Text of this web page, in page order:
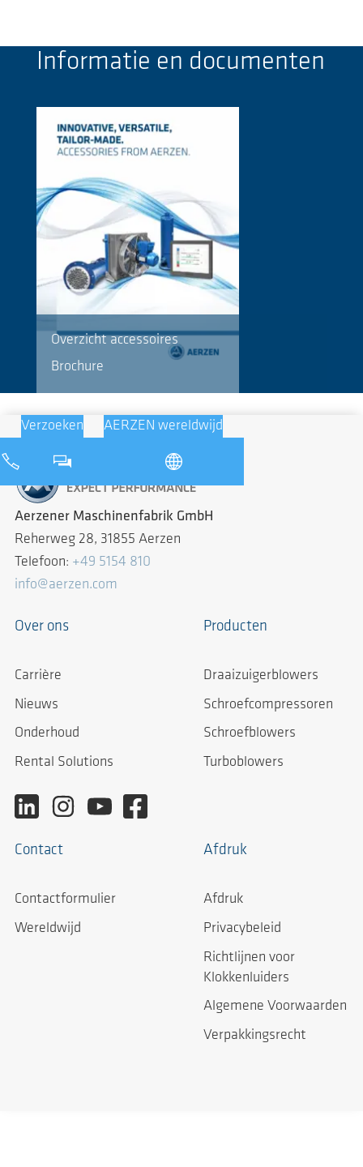
Informatie en documenten
Overzicht accessoires
Brochure
Verzoeken AERZEN wereldwijd
Aerzener Maschinenfabrik GmbH
Reherweg 28, 31855 Aerzen
Telefoon: +49 5154 810
info@aerzen.com
Over ons
Carrière
Nieuws
Onderhoud
Rental Solutions
Producten
Draaizuigerblowers
Schroefcompressoren
Schroefblowers
Turboblowers
Contact
Contactformulier
Wereldwijd
Afdruk
Afdruk
Privacybeleid
Richtlijnen voor
Klokkenluiders
Algemene Voorwaarden
Verpakkingsrecht